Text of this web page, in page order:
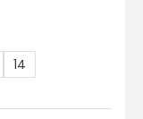
14